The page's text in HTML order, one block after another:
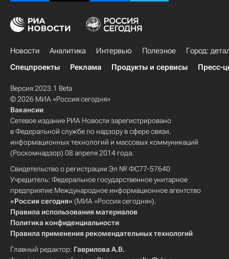
Новости Аналитика Интервью Полезное
Город:
Спецпроекты
Реклама Продукты и сервисы Пресс-
Версия 2023.1 Beta
© 2026 МИА «Россия сегодня»
Вакансии
Сетевое издание РИА Новости зарегистрировано
в Федеральной службе по надзору в сфере связи,
информационных технологий и массовых коммуникаций
(Роскомнадзор) 08 апреля 2014 года.
Свидетельство о регистрации Эл № ФС77-57640
Учредитель: Федеральное государственное унитарное
предприятие Международное информационное агентство
«Россия сегодня» (МИА «Россия сегодня»).
Правила использования материалов
Политика конфиденциальности
Правила применения рекомендательных технологий
Главный редактор: Гаврилова А.В.